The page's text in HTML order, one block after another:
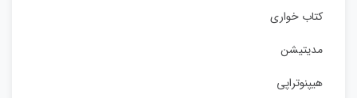
کتاب خواری
مدیتیشن
هیپنوتراپی